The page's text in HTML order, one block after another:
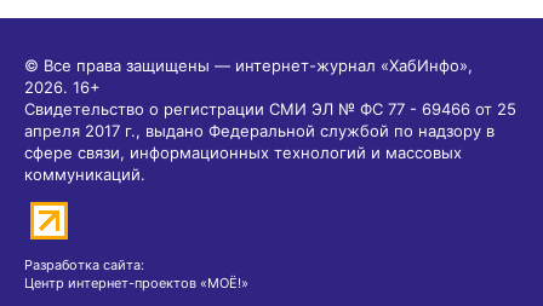
© Все права защищены — интернет-журнал «ХабИнфо»,
2026. 16+
Свидетельство о регистрации СМИ ЭЛ № ФС 77 - 69466 от 25
апреля 2017 г., выдано Федеральной службой по надзору в
сфере связи, информационных технологий и массовых
коммуникаций.
Разработка сайта:
Центр интернет-проектов «МОЁ!»